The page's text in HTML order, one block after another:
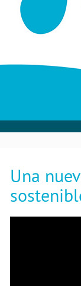
Una